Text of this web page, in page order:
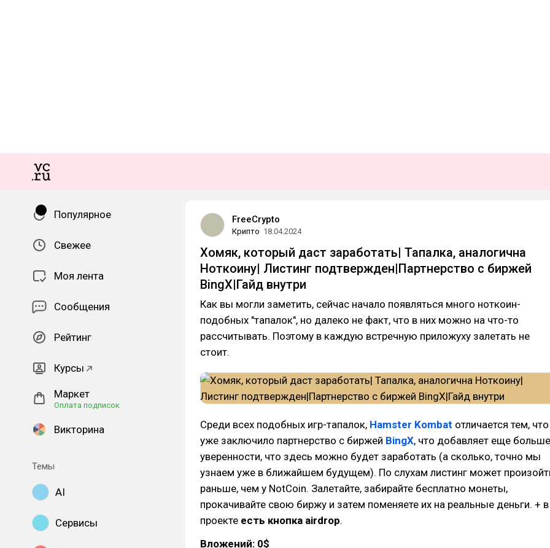
Популярное
Свежее
Моя лента
Сообщения
Рейтинг
Курсы
Маркет
Оплата подписок
Викторина
Темы
AI
Сервисы
FreeCrypto
Крипто 18.04.2024
Хомяк, который даст заработать| Тапалка, аналогична
Ноткоину| Листинг подтвержден|Партнерство с биржей
BingX|Гайд внутри
Как вы могли заметить, сейчас начало появляться много ноткоин-
подобных "тапалок", но далеко не факт, что в них можно на что-то
рассчитывать. Поэтому в каждую встречную приложуху залетать не
стоит.
Среди всех подобных игр-тапалок, Hamster Kombat отличается тем, что
уже заключило партнерство с биржей BingX, что добавляет еще больше
уверенности, что здесь можно будет заработать (а сколько, точно мы
узнаем уже в ближайшем будущем). По слухам листинг может
раньше, чем у NotCoin. Залетайте, забирайте бесплатно монеты,
прокачивайте свою биржу и затем поменяете их на реальные деньги. + в
проекте есть кнопка airdrop.
Вложений: 0$